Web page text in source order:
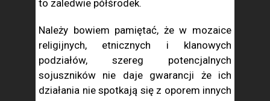
to zaledwie półśrodek.
Należy bowiem pamiętać, że w mozaice
religijnych, etnicznych i klanowych
podziałów, szereg potencjalnych
sojuszników nie daje gwarancji że ich
działania nie spotkają się z oporem innych